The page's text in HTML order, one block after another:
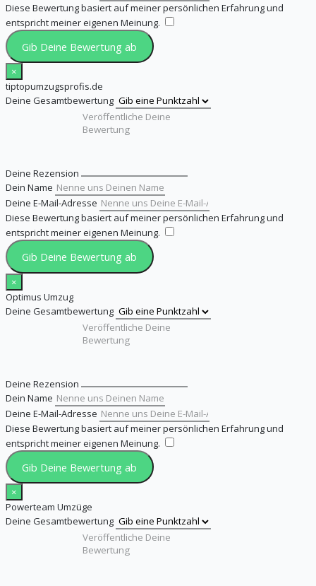
Diese Bewertung basiert auf meiner persönlichen Erfahrung und
entspricht meiner eigenen Meinung.
Gib Deine Bewertung ab
×
tiptopumzugsprofis.de
Deine Gesamtbewertung
Deine Rezension
Dein Name
Deine E-Mail-Adresse
Diese Bewertung basiert auf meiner persönlichen Erfahrung und
entspricht meiner eigenen Meinung.
Gib Deine Bewertung ab
×
Optimus Umzug
Deine Gesamtbewertung
Deine Rezension
Dein Name
Deine E-Mail-Adresse
Diese Bewertung basiert auf meiner persönlichen Erfahrung und
entspricht meiner eigenen Meinung.
Gib Deine Bewertung ab
×
Powerteam Umzüge
Deine Gesamtbewertung